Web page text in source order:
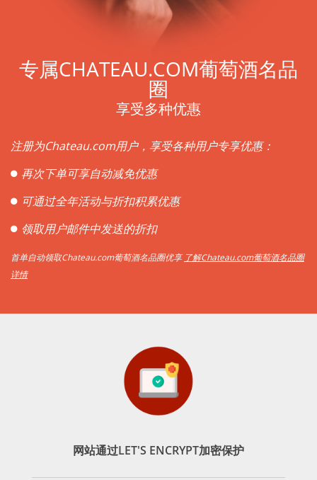
专属CHATEAU.COM葡萄酒名品
圈
享受多种优惠
注册为Chateau.com用户，享受各种用户专享优惠：
再次下单可享自动减免优惠
可通过全年活动与折扣积累优惠
领取用户邮件中发送的折扣
首单自动领取Chateau.com葡萄酒名品圈优享 了解Chateau.com葡萄酒名品圈
详情
网站通过LET'S ENCRYPT加密保护